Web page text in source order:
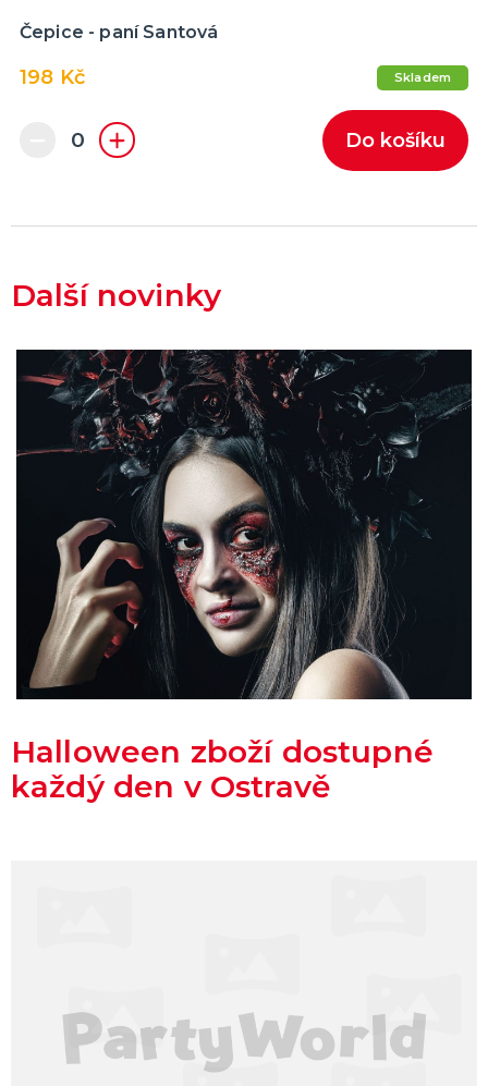
Čepice - paní Santová
198 Kč Skladem
Do košíku
Další novinky
Halloween zboží dostupné
každý den v Ostravě